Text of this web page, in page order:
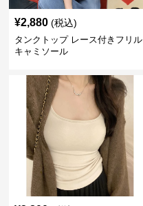
¥2,880 (税込)
タンクトップ レース付きフリル
キャミソール